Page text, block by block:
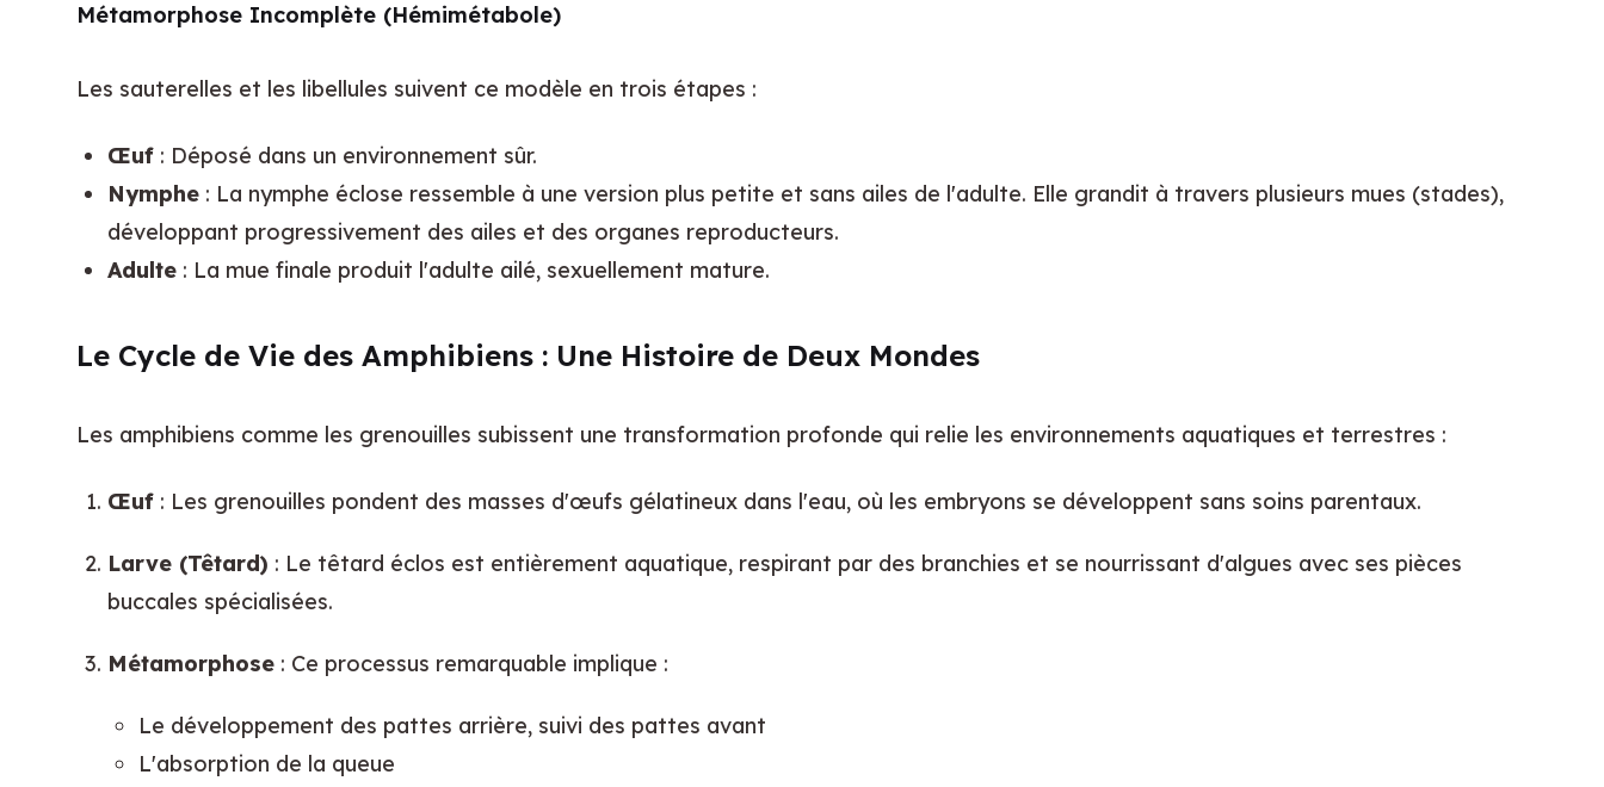
Métamorphose Incomplète (Hémimétabole)
Les sauterelles et les libellules suivent ce modèle en trois étapes :
Œuf : Déposé dans un environnement sûr.
Nymphe : La nymphe éclose ressemble à une version plus petite et sans ailes de l'adulte. Elle grandit à travers plusieurs mues (stades),
développant progressivement des ailes et des organes reproducteurs.
Adulte : La mue finale produit l'adulte ailé, sexuellement mature.
Le Cycle de Vie des Amphibiens : Une Histoire de Deux Mondes
Les amphibiens comme les grenouilles subissent une transformation profonde qui relie les environnements aquatiques et terrestres :
Œuf : Les grenouilles pondent des masses d'œufs gélatineux dans l'eau, où les embryons se développent sans soins parentaux.
Larve (Têtard) : Le têtard éclos est entièrement aquatique, respirant par des branchies et se nourrissant d'algues avec ses pièces
buccales spécialisées.
Métamorphose : Ce processus remarquable implique :
Le développement des pattes arrière, suivi des pattes avant
L'absorption de la queue